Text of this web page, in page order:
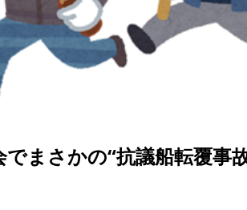
まさかの“抗議船転覆事